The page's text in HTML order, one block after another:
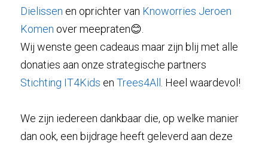
Dielissen en oprichter van Knoworries Jeroen
Komen over meepraten😊.
Wij wenste geen cadeaus maar zijn blij met alle
Stichting IT4Kids en Trees4All . Heel waardevol!
We zijn iedereen dankbaar die, op welke manier
dan ook, een bijdrage heeft geleverd aan deze